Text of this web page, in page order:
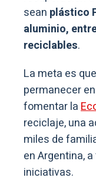
sean plástico
aluminio,
reciclables.
La meta es
permanecer
fomentar la
reciclaje, una
miles de
en Argentina,
iniciativas.